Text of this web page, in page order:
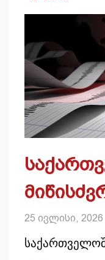
25 ივლისი, 2026